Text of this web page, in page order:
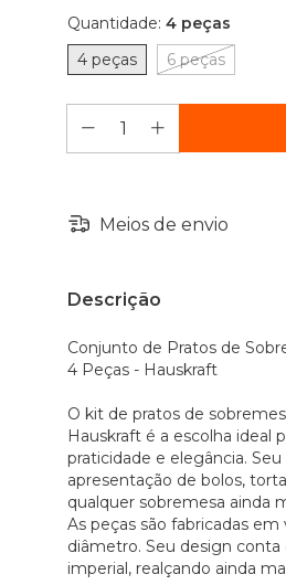
Quantidade: 4 peças
4 peças
6 peças
Meios de envio
Descrição
Conjunto de Pratos de
4 Peças - Hauskraft
O kit de pratos de
Hauskraft é a escolha ideal
praticidade e elegância.
apresentação de bolos,
qualquer sobremesa ainda
As peças são fabricadas
diâmetro. Seu design
imperial, realçando ainda